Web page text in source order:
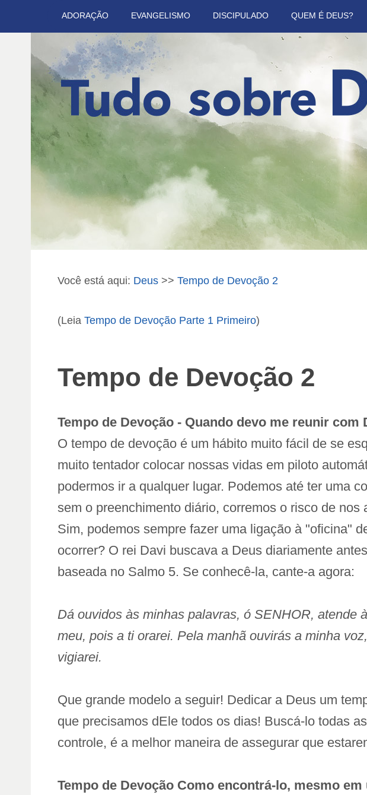
Você está aqui: Deus >> Tempo de Devoção 2
(Leia Tempo de Devoção Parte 1 Primeiro)
Tempo de Devoção 2
Tempo de Devoção - Quando devo me reunir com
O tempo de devoção é um hábito muito fácil de se
muito tentador colocar nossas vidas em piloto
podermos ir a qualquer lugar. Podemos até ter uma
sem o preenchimento diário, corremos o risco de
Sim, podemos sempre fazer uma ligação à "oficina"
ocorrer? O rei Davi buscava a Deus diariamente
baseada no Salmo 5. Se conhecê-la, cante-a agora:
Dá ouvidos às minhas palavras, ó SENHOR, atende
meu, pois a ti orarei. Pela manhã ouvirás a minha
vigiarei.
Que grande modelo a seguir! Dedicar a Deus um
que precisamos dEle todos os dias! Buscá-lo todas
controle, é a melhor maneira de assegurar que
Tempo de Devoção Como encontrá-lo, mesmo
ADORAÇÃO EVANGELISMO DISCIPULADO QUEM É DEUS?